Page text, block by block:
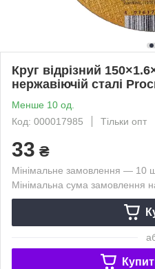
Круг відрізний
нержавіючій сталі
Менше 10 од.
Код: 000017985
Тільки опт
33 ₴
Мінімальне замовлення — 10
Мінімальна сума замовлення